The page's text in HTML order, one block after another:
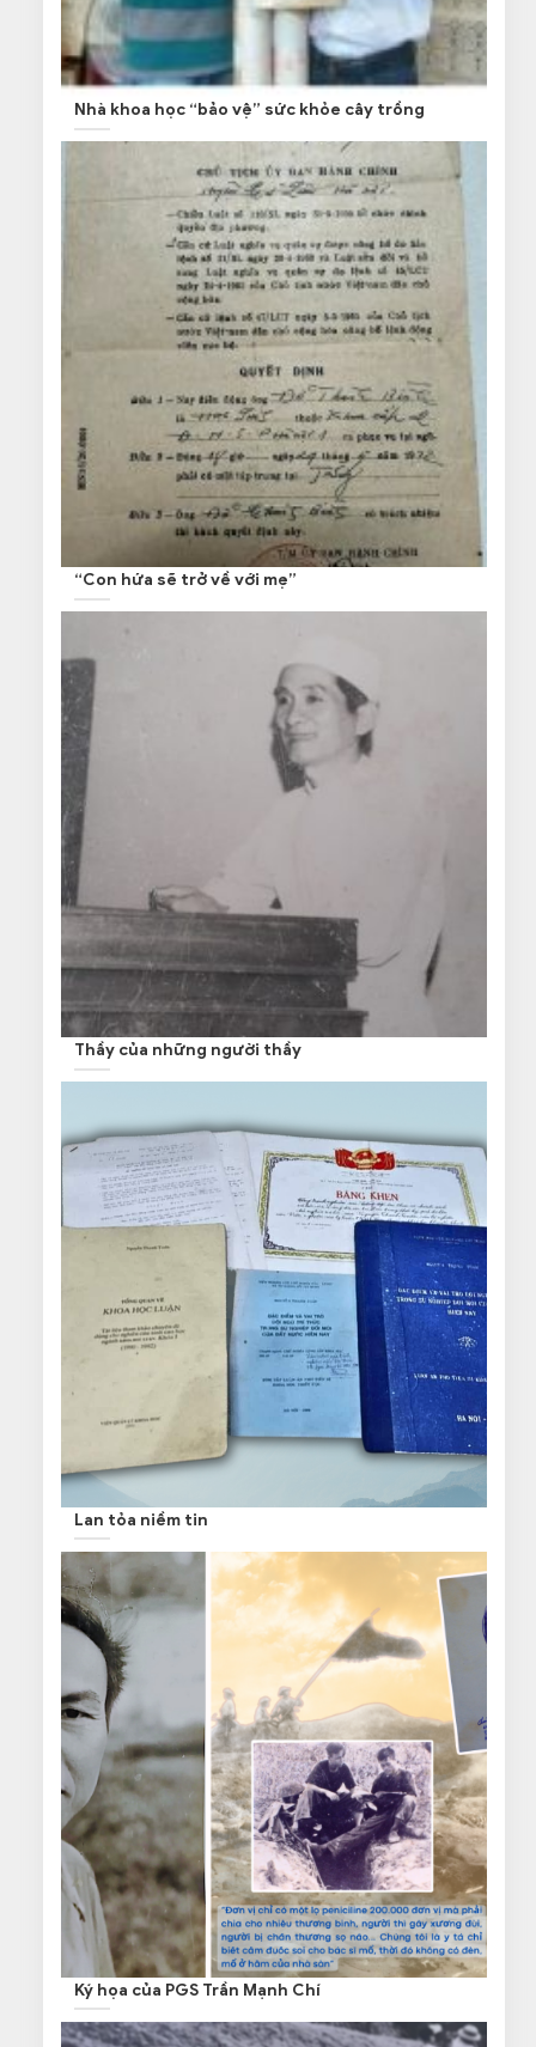
Nhà khoa học “bảo vệ” sức khỏe cây trồng
“Con hứa sẽ trở về với mẹ”
Thầy của những người thầy
Lan tỏa niềm tin
Ký họa của PGS Trần Mạnh Chí